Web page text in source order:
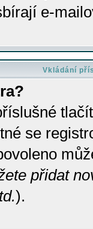
e-
Vkládání
se
přidat
).